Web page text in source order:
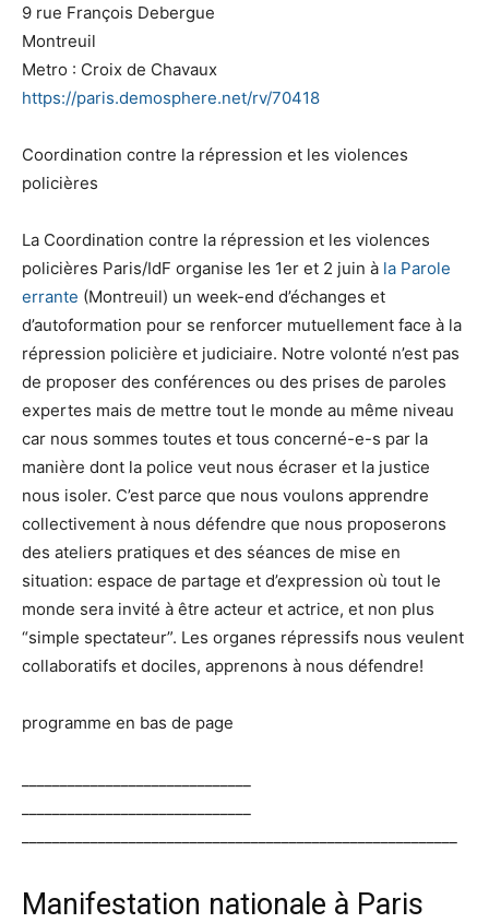
9 rue François Debergue
Montreuil
Metro : Croix de Chavaux
https://paris.demosphere.net/rv/70418
Coordination contre la répression et les violences
policières
La Coordination contre la répression et les violences
policières Paris/IdF organise les 1er et 2 juin à la Parole
errante (Montreuil) un week-end d’échanges et
d’autoformation pour se renforcer mutuellement face à la
répression policière et judiciaire. Notre volonté n’est pas
de proposer des conférences ou des prises de paroles
expertes mais de mettre tout le monde au même niveau
car nous sommes toutes et tous concerné-e-s par la
manière dont la police veut nous écraser et la justice
nous isoler. C’est parce que nous voulons apprendre
collectivement à nous défendre que nous proposerons
des ateliers pratiques et des séances de mise en
situation: espace de partage et d’expression où tout le
monde sera invité à être acteur et actrice, et non plus
“simple spectateur”. Les organes répressifs nous veulent
collaboratifs et dociles, apprenons à nous défendre!
programme en bas de page
Manifestation nationale à Paris